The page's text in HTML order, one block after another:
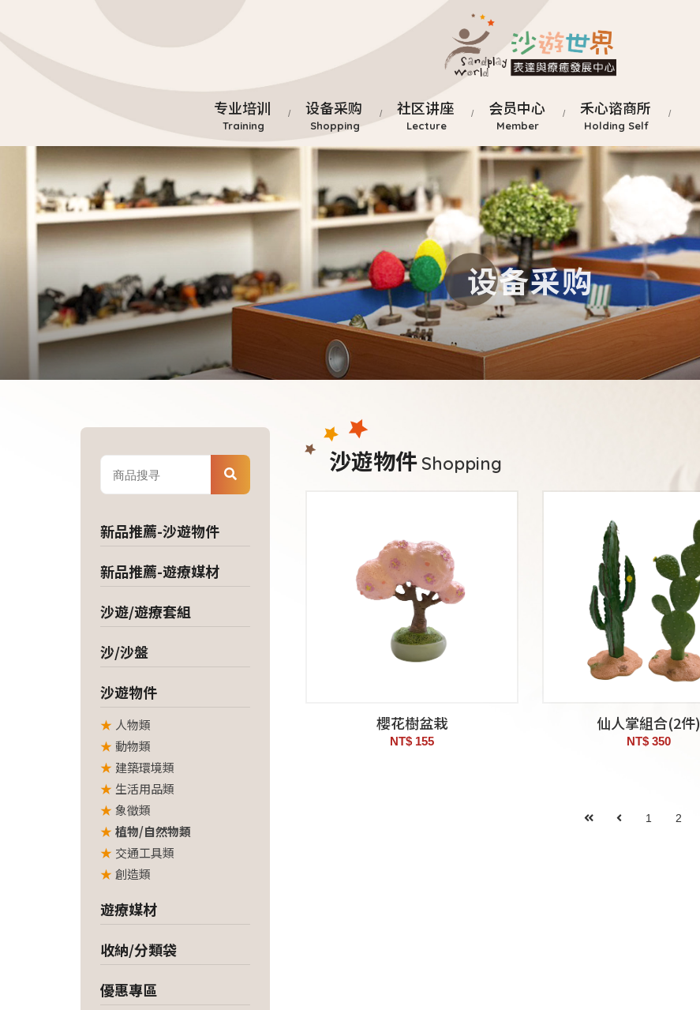
专业培训 设备采购 社区讲座 会员中心 禾心谘商所
设备采购
新品推薦-沙遊物件
新品推薦-遊療媒材
沙遊/遊療套組
沙/沙盤
沙遊物件
人物類
動物類
建築環境類
生活用品類
象徵類
植物/自然物類
交通工具類
創造類
遊療媒材
收納/分類袋
優惠專區
沙遊物件 Shopping
櫻花樹盆栽
NT$ 155
仙人掌組合(2件)
NT$ 350
1 2